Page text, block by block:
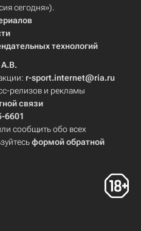
сегодня»).
технологий
А.В.
r-sport.internet@ria.ru
релизов и рекламы
связи
6601
сообщить обо всех
формой обратной